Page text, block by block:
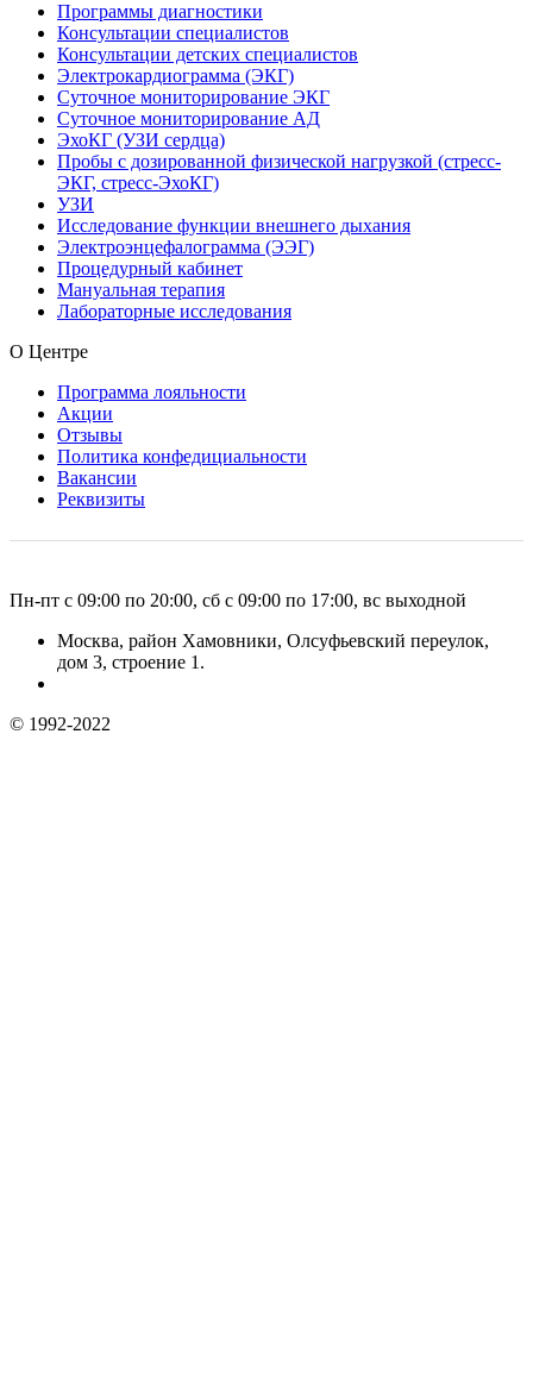
Программы диагностики
Консультации специалистов
Консультации детских специалистов
Электрокардиограмма (ЭКГ)
Суточное мониторирование ЭКГ
Суточное мониторирование АД
ЭхоКГ (УЗИ сердца)
Пробы с дозированной физической нагрузкой (стресс-
ЭКГ, стресс-ЭхоКГ)
УЗИ
Исследование функции внешнего дыхания
Электроэнцефалограмма (ЭЭГ)
Процедурный кабинет
Мануальная терапия
Лабораторные исследования
О Центре
Программа лояльности
Акции
Отзывы
Политика конфедициальности
Вакансии
Реквизиты
Пн-пт с 09:00 по 20:00, сб с 09:00 по 17:00, вс выходной
Москва, район Хамовники, Олсуфьевский переулок,
дом 3, строение 1.
© 1992-2022